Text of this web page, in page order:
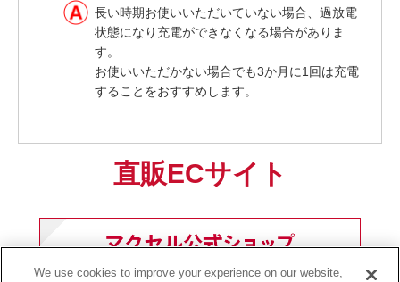
長い時期お使いいただいていない場合、過放電
状態になり充電ができなくなる場合がありま
す。
お使いいただかない場合でも3か月に1回は充電
することをおすすめします。
直販ECサイト
We use cookies to improve your experience on our website,